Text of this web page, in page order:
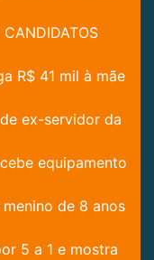
R$ 41 mil à mãe
ex-servidor da
equipamento
de 8 anos
5 a 1 e mostra